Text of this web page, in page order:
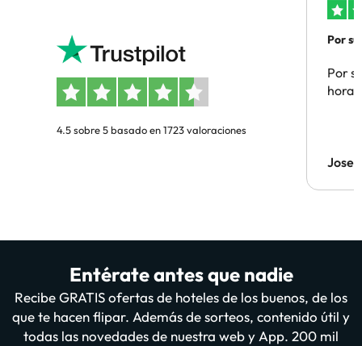
4.5 sobre 5 basado en 1723 valoraciones
Por
Por
hora
Jose
Entérate antes que nadie
Recibe GRATIS ofertas de hoteles de los buenos, de los
que te hacen flipar. Además de sorteos, contenido útil y
todas las novedades de nuestra web y App. 200 mil